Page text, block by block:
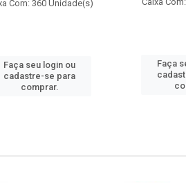
Com: 360 Unidade(s)
Faça seu login ou
cadastre-se para
comprar.
Faça